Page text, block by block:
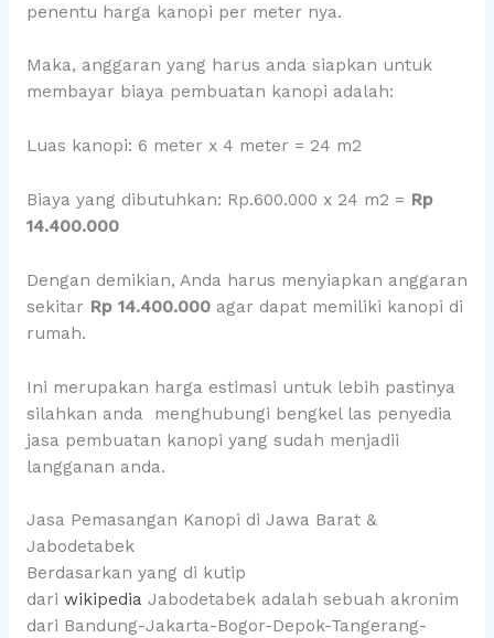
penentu harga kanopi per meter nya.
Maka, anggaran yang harus anda siapkan untuk
membayar biaya pembuatan kanopi adalah:
Luas kanopi: 6 meter x 4 meter = 24 m2
Biaya yang dibutuhkan: Rp.600.000 x 24 m2 = Rp
14.400.000
Dengan demikian, Anda harus menyiapkan anggaran
sekitar Rp 14.400.000 agar dapat memiliki kanopi di
rumah.
Ini merupakan harga estimasi untuk lebih pastinya
silahkan anda menghubungi bengkel las penyedia
jasa pembuatan kanopi yang sudah menjadii
langganan anda.
Jasa Pemasangan Kanopi di Jawa Barat &
Jabodetabek
Berdasarkan yang di kutip
dari wikipedia Jabodetabek adalah sebuah akronim
dari Bandung-Jakarta-Bogor-Depok-Tangerang-